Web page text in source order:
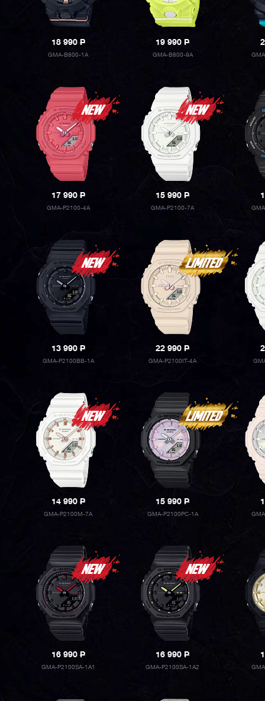
18 990P
GMA-B800-1A
19 990P
GMA-B800-9A
17 990P
GMA-P2100-4A
15 990P
GMA-P2100-7A
13 990P
GMA-P2100BB-1A
22 990P
GMA-P2100IT-4A
14 990P
GMA-P2100M-7A
15 990P
GMA-P2100PC-1A
16 990P
GMA-P2100SA-1A1
16 990P
GMA-P2100SA-1A2